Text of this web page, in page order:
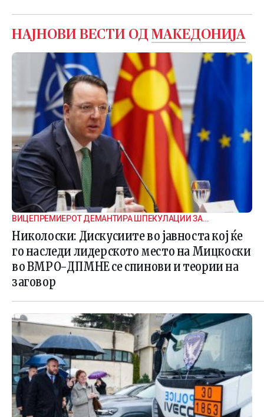
НАЈНОВИ ВЕСТИ ОД МАКЕДОНИЈА
ВИЦЕПРЕМИЕРОТ ДЕМАНТИРА ШПЕКУЛАЦИИ ЗА
ВНАТРЕПАРТИСКИ ПОДЕЛБИ
Николоски: Дискусиите во јавноста кој ќе
го наследи лидерското место на Мицкоски
во ВМРО-ДПМНЕ се спинови и теории на
заговор